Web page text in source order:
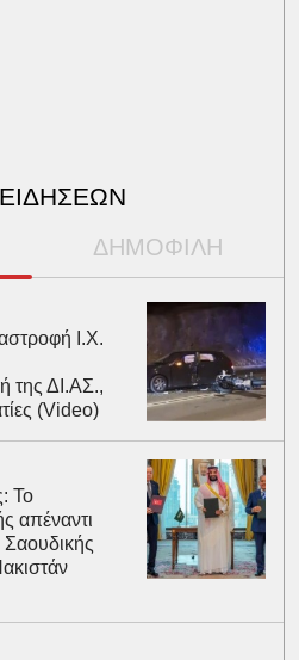
ΔΗΜΟΦΙΛΗ
Ι.Χ.
της ΔΙ.ΑΣ.,
(Video)
Το
απέναντι
Σαουδικής